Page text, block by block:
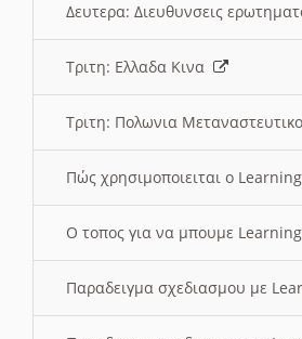
Δευτερα: Διευθυνσεις
Τριτη: Ελλαδα Κινα
Τριτη: Πολωνια Μεταναστευτικο
Πώς χρησιμοποιειται ο
O τοπος για να μπουμε
Παραδειγμα σχεδιασμου με